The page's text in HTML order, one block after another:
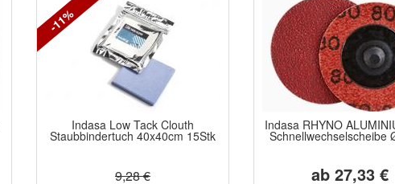
Indasa Low Tack Clouth
Staubbindertuch 40x40cm 15Stk
Indasa RHYNO ALUMINIUMOXID
Schnellwechselscheibe Ø50mm
ab 27,33 €